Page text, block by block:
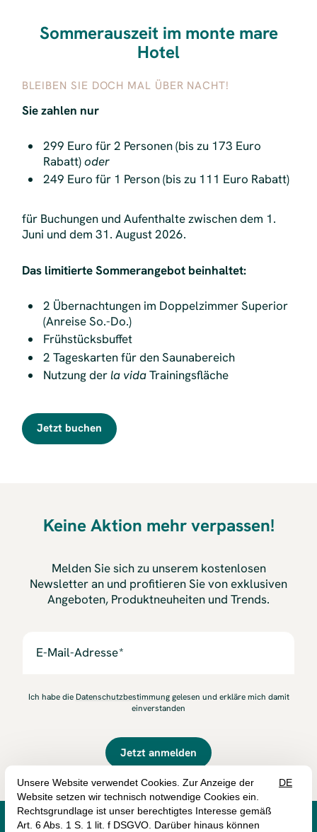
Sommerauszeit im monte mare
Hotel
BLEIBEN SIE DOCH MAL ÜBER NACHT!
Sie zahlen nur
299 Euro für 2 Personen (bis zu 173 Euro
Rabatt)oder
249 Euro für 1 Person (bis zu 111 Euro Rabatt)
für Buchungen und Aufenthalte zwischen dem 1.
Juni und dem 31. August 2026.
Das limitierte Sommerangebot beinhaltet:
2 Übernachtungen im Doppelzimmer Superior
(Anreise So.-Do.)
Frühstücksbuffet
2 Tageskarten für den Saunabereich
Nutzung derla vidaTrainingsfläche
Jetzt buchen
Keine Aktion mehr verpassen!
Melden Sie sich zu unserem kostenlosen
Newsletter an und profitieren Sie von exklusiven
Angeboten, Produktneuheiten und Trends.
E-Mail-Adresse
Ich habe die Datenschutzbestimmunggelesen und erkläre mich damit
einverstanden
Jetzt anmelden